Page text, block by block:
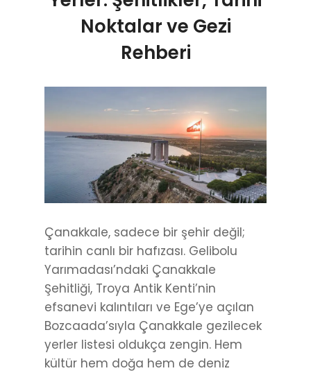
Noktalar ve Gezi
Rehberi
Çanakkale, sadece bir şehir değil;
tarihin canlı bir hafızası. Gelibolu
Yarımadası’ndaki Çanakkale
Şehitliği, Troya Antik Kenti’nin
efsanevi kalıntıları ve Ege’ye açılan
Bozcaada’sıyla Çanakkale gezilecek
yerler listesi oldukça zengin. Hem
kültür hem doğa hem de deniz